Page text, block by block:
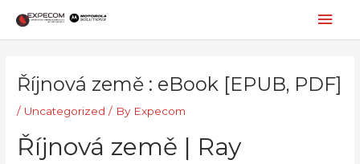
content
Říjnová země : eBook [EPUB, PDF]
/ Uncategorized / By Expecom
Říjnová země | Ray